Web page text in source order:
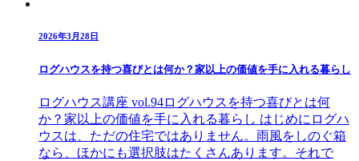
2026年3月28日
ログハウスを持つ喜びとは何か？家以上の価値を手に入れる暮らし
ログハウス講座 vol.94ログハウスを持つ喜びとは何
か？家以上の価値を手に入れる暮らし はじめにログハ
ウスは、ただの住宅ではありません。雨風をしのぐ箱
なら、ほかにも選択肢はたくさんあります。それで